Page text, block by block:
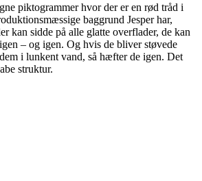
piktogrammer hvor der er en rød tråd i
baggrund Jesper har,
kan sidde på alle glatte overflader, de kan
– og igen. Og hvis de bliver støvede
i lunkent vand, så hæfter de igen. Det
struktur.